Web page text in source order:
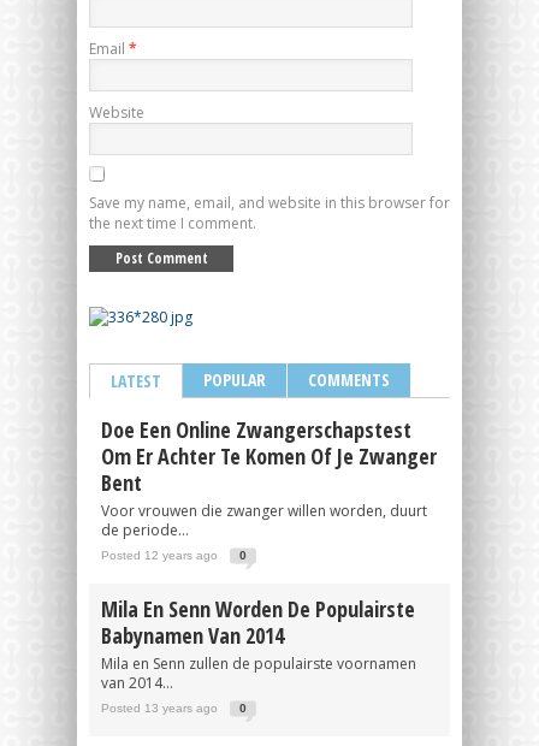
Email *
Website
Save my name, email, and website in this browser for
the next time I comment.
LATEST POPULAR COMMENTS
Doe Een Online Zwangerschapstest
Om Er Achter Te Komen Of Je Zwanger
Bent
Voor vrouwen die zwanger willen worden, duurt
de periode...
Posted 12 years ago 0
Mila En Senn Worden De Populairste
Babynamen Van 2014
Mila en Senn zullen de populairste voornamen
van 2014...
Posted 13 years ago 0